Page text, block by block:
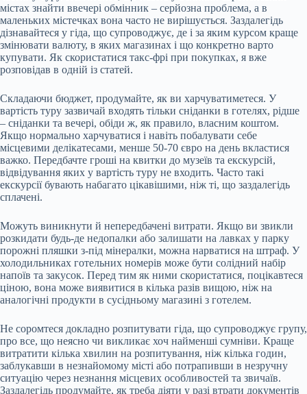
містах знайти ввечері обмінник – серйозна проблема, а в
маленьких містечках вона часто не вирішується. Заздалегідь
дізнавайтеся у гіда, що супроводжує, де і за яким курсом краще
змінювати валюту, в яких магазинах і що конкретно варто
купувати. Як скористатися такс-фрі при покупках, я вже
розповідав в одній із статей.
Складаючи бюджет, продумайте, як ви харчуватиметеся. У
вартість туру зазвичай входять тільки сніданки в готелях, рідше
– сніданки та вечері, обіди ж, як правило, власним коштом.
Якщо нормально харчуватися і навіть побалувати себе
місцевими делікатесами, менше 50-70 євро на день вкластися
важко. Передбачте гроші на квитки до музеїв та екскурсій,
відвідування яких у вартість туру не входить. Часто такі
екскурсії бувають набагато цікавішими, ніж ті, що заздалегідь
сплачені.
Можуть виникнути й непередбачені витрати. Якщо ви звикли
розкидати будь-де недопалки або залишати на лавках у парку
порожні пляшки з-під мінералки, можна нарватися на штраф. У
холодильниках готельних номерів може бути солідний набір
напоїв та закусок. Перед тим як ними скористатися, поцікавтеся
ціною, вона може виявитися в кілька разів вищою, ніж на
аналогічні продукти в сусідньому магазині з готелем.
Не соромтеся докладно розпитувати гіда, що супроводжує групу,
про все, що неясно чи викликає хоч найменші сумніви. Краще
витратити кілька хвилин на розпитування, ніж кілька годин,
заблукавши в незнайомому місті або потрапивши в незручну
ситуацію через незнання місцевих особливостей та звичаїв.
Заздалегідь продумайте, як треба діяти у разі втрати документів